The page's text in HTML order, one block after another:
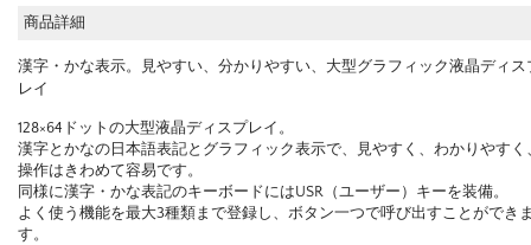
商品詳細
漢字・かな表示。見やすい、分かりやすい、大型グラフィック液晶ディス
レイ
128×64ドットの大型液晶ディスプレイ。
漢字とかなの日本語表記とグラフィック表示で、見やすく、わかりやすく
操作はきわめて容易です。
同様に漢字・かな表記のキーボードにはUSR（ユーザー）キーを装備。
よく使う機能を最大3種類まで登録し、ボタン一つで呼び出すことができ
す。